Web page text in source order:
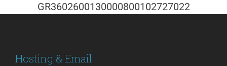
GR3602600130000800102727022
Hosting & Email